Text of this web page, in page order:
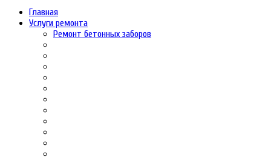
Главная
Услуги ремонта
Ремонт бетонных заборов